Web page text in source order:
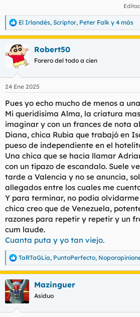
R
e
a
c
c
e
:
El Irlandés, Scriptor, Peter Falk y 4 más
Robert50
Forero del todo a cien
24 Ene 2025
Pues yo echo mucho de menos a
Mi queridisima Alma, la criatura
imaginar y con un frances de nota
Diana, chica Rubia que trabajó en
pueso de independiente en el
Una chica que se hacia llamar
con un tipazo de escandalo. Suele
tarde a Valencia y no se anuncia,
allegados entre los cuales me
Y para terminar, no podia
chica creo que de Venezuela,
razones para repetir y repetir y un
cum laude.
Cuanta puta y yo tan viejo.
R
e
a
c
c
i
TaRTaGLia, PuntoPerfecto,
Mazinguer
Asiduo